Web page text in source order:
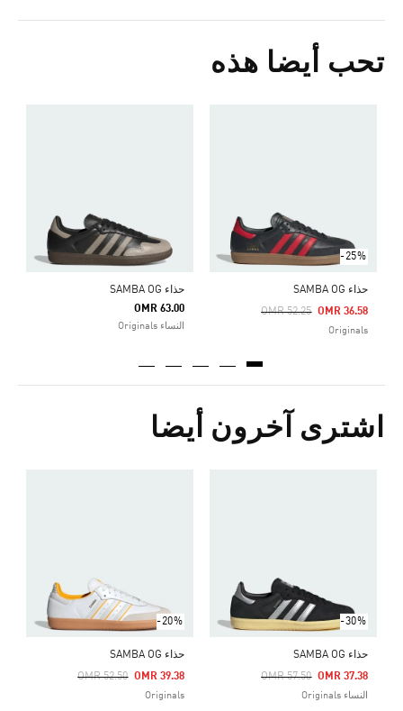
تحب أيضا هذه
-25%
حذاء SAMBA OG
Price Reduced From
OMR 52.25
To OMR 36.58
Originals
حذاء SAMBA OG
OMR 63.00
النساء Originals
اشترى آخرون أيضا
-30%
حذاء SAMBA OG
Price Reduced From
OMR 57.50
To OMR 37.38
النساء Originals
-20%
حذاء SAMBA OG
Price Reduced From
OMR 52.50
To OMR 39.38
Originals